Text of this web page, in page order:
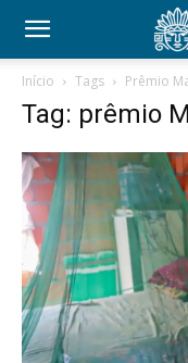
Início Tags Prêmio
Tag: prêmio